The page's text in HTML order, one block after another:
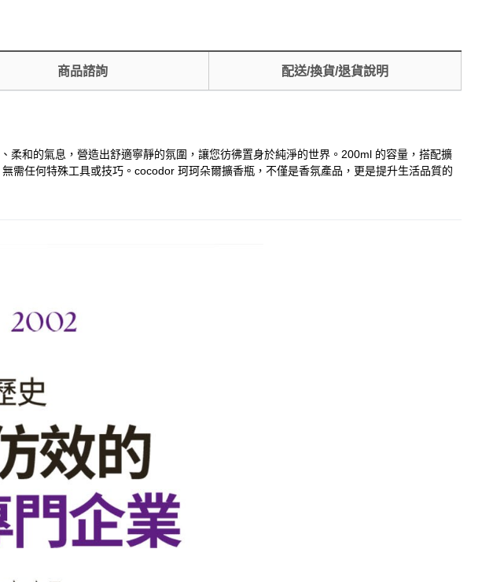
商品諮詢 配送/換貨/退貨說明
和的氣息，營造出舒適寧靜的氛圍，讓您彷彿置身於純淨的世界。200ml 的容量，搭配擴
需任何特殊工具或技巧。cocodor 珂珂朵爾擴香瓶，不僅是香氛產品，更是提升生活品質的